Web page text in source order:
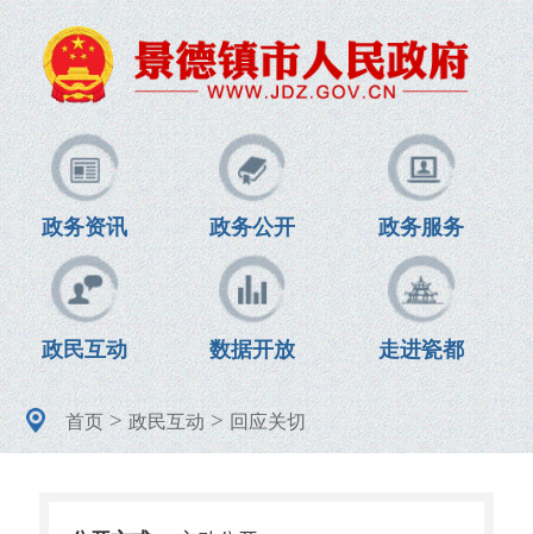
政务资讯 政务公开 政务服务
政民互动 数据开放 走进瓷都
首页>政民互动>回应关切